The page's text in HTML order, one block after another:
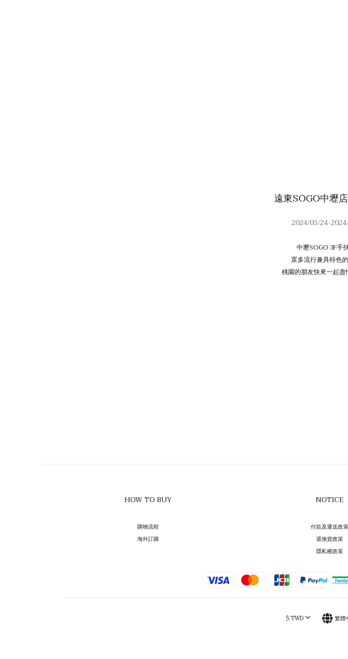
遠東SOGO中壢
2024/05/24-
中壢SOGO 3F手
眾多流行兼具特色
桃園的朋友快來一起盡
HOW TO BUY
購物流程
海外訂購
NOTICE
付款及運送政策
退換貨政策
隱私權政策
$TWD 繁體